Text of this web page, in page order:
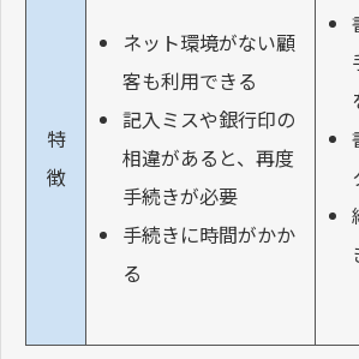
特
徴
ネット環境がない顧
客も利用できる
記入ミスや銀行印の
相違があると、再度
手続きが必要
手続きに時間がかか
る